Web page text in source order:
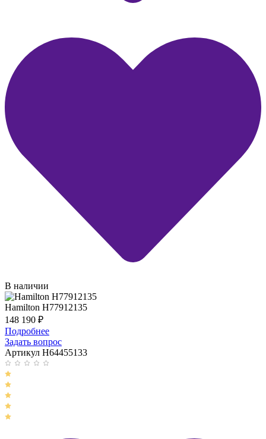
В наличии
Hamilton H77912135
148 190 ₽
Подробнее
Задать вопрос
Артикул H64455133